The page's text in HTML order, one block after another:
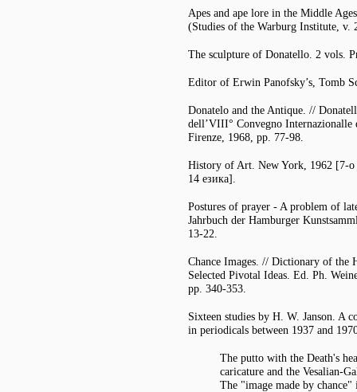
Apes and ape lore in the Middle
(Studies of the Warburg Institute, v.
The sculpture of Donatello. 2 vols.
Editor of Erwin Panofsky’s, Tomb
Donatelo and the Antique. //
dell’VIII° Convegno
Firenze, 1968, pp. 77-98.
History of Art. New York, 1962 [7-о
14 езика].
Postures of prayer - A problem of
Jahrbuch der Hamburger
13-22.
Chance Images. // Dictionary of the
Selected Pivotal Ideas. Ed. Ph.
pp. 340-353.
Sixteen studies by H. W. Janson. A
in periodicals between 1937 and
The putto with the Death's
caricature and the Vesalian-
The "image made by chance"